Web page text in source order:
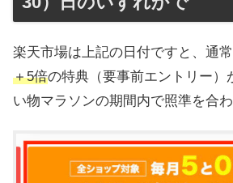
楽天市場は上記の日付ですと、通
＋5倍の特典（要事前エントリー）
い物マラソンの期間内で照準を合わ